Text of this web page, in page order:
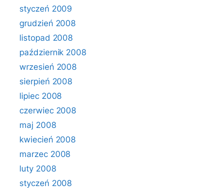
styczeń 2009
grudzień 2008
listopad 2008
październik 2008
wrzesień 2008
sierpień 2008
lipiec 2008
czerwiec 2008
maj 2008
kwiecień 2008
marzec 2008
luty 2008
styczeń 2008